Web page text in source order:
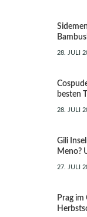
28. JULI
besten
28. JULI
Gili
Meno?
27. JULI
Prag